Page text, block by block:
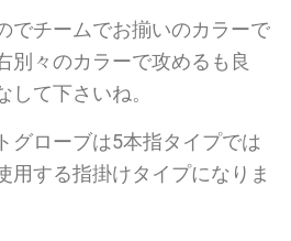
でチームでお揃いのカラーで
別々のカラーで攻めるも良
して下さいね。
グローブは5本指タイプでは
用する指掛けタイプになりま